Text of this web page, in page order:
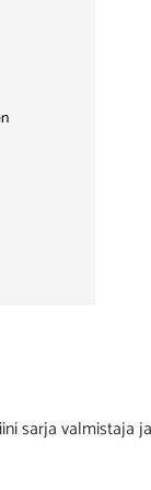
sarja